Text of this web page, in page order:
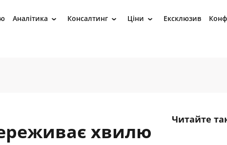
Аналітика › Консалтинг › Ціни › Ексклюзив
хвилю
Читайте